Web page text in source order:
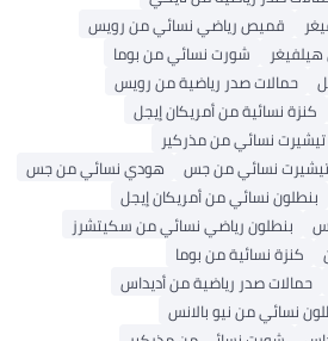
قميص رياضي نسائي من رويس
شورت نسائي من بوما
حمالات صدر رياضية من رويس
كنزة نسائية من أمريكان إيجل
تيشيرت نسائي من مذركير
تيشيرت نسائي من جس
هودي نسائي من جس
بنطلون نسائي من أمريكان إيجل
بنطلون رياضي نسائي من سكيتشرز
كنزة نسائية من بوما
حمالات صدر رياضية من أديداس
نسائي من نيو بالانس